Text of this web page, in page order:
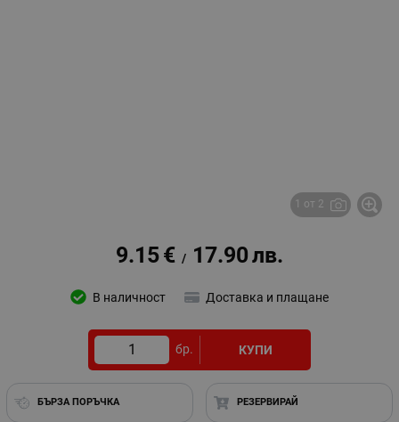
1 от 2
9.15€ / 17.90лв.
В наличност Доставка и плащане
бр. КУПИ
БЪРЗА ПОРЪЧКА РЕЗЕРВИРАЙ